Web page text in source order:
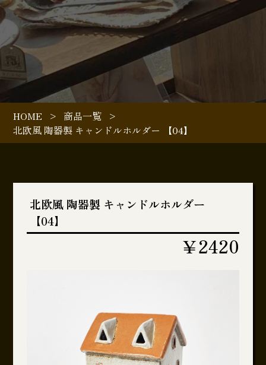
HOME > 商品一覧 >
北欧風 陶器製 キャンドルホルダー 【04】
北欧風 陶器製 キャンドルホルダー
【04】
￥2420